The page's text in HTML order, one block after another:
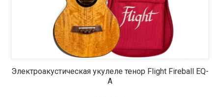
Электроакустическая укулеле тенор Flight Fireball EQ-
A